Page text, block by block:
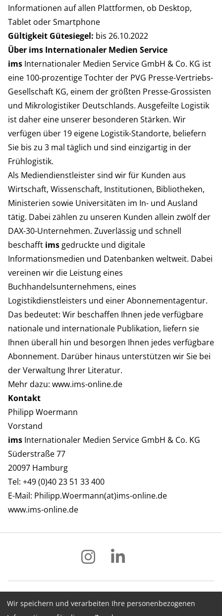
Informationen auf allen Plattformen, ob Desktop,
Tablet oder Smartphone
Gültigkeit Gütesiegel: bis 26.10.2022
Über ims Internationaler Medien Service
ims Internationaler Medien Service GmbH & Co. KG ist
eine 100-prozentige Tochter der PVG Presse-Vertriebs-
Gesellschaft KG, einem der größten Presse-Grossisten
und Mikrologistiker Deutschlands. Ausgefeilte Logistik
ist daher eine unserer besonderen Stärken. Wir
verfügen über 19 eigene Logistik-Standorte, beliefern
Sie bis zu 3 mal täglich und sind einzigartig in der
Frühlogistik.
Als Mediendienstleister sind wir für Kunden aus
Wirtschaft, Wissenschaft, Institutionen, Bibliotheken,
Ministerien sowie Universitäten im In- und Ausland
tätig. Dabei zählen zu unseren Kunden allein zwölf der
DAX-30-Unternehmen. Zuverlässig und schnell
beschafft ims gedruckte und digitale
Informationsmedien und Datenbanken weltweit. Dabei
vereinen wir die Leistung eines
Buchhandelsunternehmens, eines
Logistikdienstleisters und einer Abonnementagentur.
Das bedeutet: Wir beschaffen Ihnen jede verfügbare
nationale und internationale Publikation, liefern sie
Ihnen überall hin und besorgen Ihnen jedes verfügbare
Abonnement. Darüber hinaus unterstützen wir Sie bei
der Verwaltung Ihrer Literatur.
Mehr dazu: www.ims-online.de
Kontakt
Philipp Woermann
Vorstand
ims Internationaler Medien Service GmbH & Co. KG
Süderstraße 77
20097 Hamburg
Tel: +49 (0)40 23 51 33 400
E-Mail: Philipp.Woermann(at)ims-online.de
www.ims-online.de
Impressum Datenschutz
AGB
Wir speichern und verarbeiten Ihre personenbezogenen